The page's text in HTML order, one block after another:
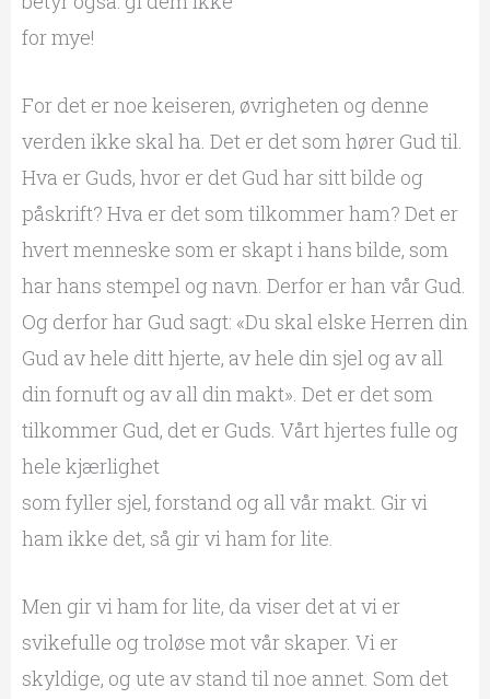
for mye!
For det er noe keiseren, øvrigheten og denne
verden ikke skal ha. Det er det som hører Gud til.
Hva er Guds, hvor er det Gud har sitt bilde og
påskrift? Hva er det som tilkommer ham? Det er
hvert menneske som er skapt i hans bilde, som
har hans stempel og navn. Derfor er han vår Gud.
Og derfor har Gud sagt: «Du skal elske Herren din
Gud av hele ditt hjerte, av hele din sjel og av all
din fornuft og av all din makt». Det er det som
tilkommer Gud, det er Guds. Vårt hjertes fulle og
hele kjærlighet
som fyller sjel, forstand og all vår makt. Gir vi
ham ikke det, så gir vi ham for lite.
Men gir vi ham for lite, da viser det at vi er
svikefulle og troløse mot vår skaper. Vi er
skyldige, og ute av stand til noe annet. Som det